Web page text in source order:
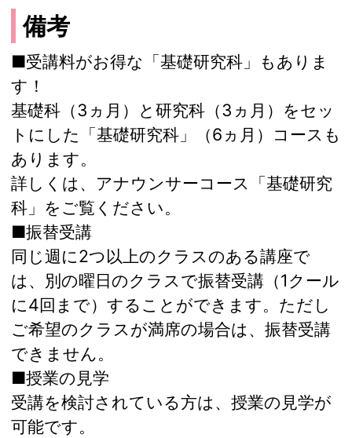
備考
■受講料がお得な「基礎研究科」もありま
す！
基礎科（3ヵ月）と研究科（3ヵ月）をセッ
トにした「基礎研究科」（6ヵ月）コースも
あります。
詳しくは、アナウンサーコース「基礎研究
科」をご覧ください。
■振替受講
同じ週に2つ以上のクラスのある講座で
は、別の曜日のクラスで振替受講（1クール
に4回まで）することができます。ただし
ご希望のクラスが満席の場合は、振替受講
できません。
■授業の見学
受講を検討されている方は、授業の見学が
可能です。